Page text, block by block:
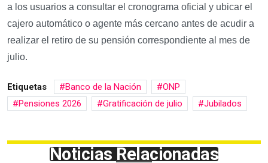
a los usuarios a consultar el cronograma oficial y ubicar el
cajero automático o agente más cercano antes de acudir a
realizar el retiro de su pensión correspondiente al mes de
julio.
Etiquetas Banco de la Nación
ONP
Pensiones 2026
Gratificación de julio Jubilados
Noticias Relacionadas